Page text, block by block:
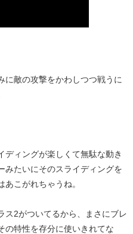
に敵の攻撃をかわしつつ戦うに
ディングが楽しくて無駄な動き
みたいにそのスライディングを
こがれちゃうね。
ス2がついてるから、まさにブレ
の特性を存分に使いきれてな